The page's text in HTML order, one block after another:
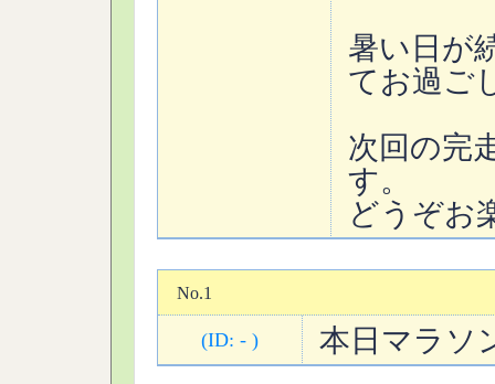
暑い日が
てお過ご
次回の完
す。
どうぞお
No.1
(ID: - ) 本日マラソ